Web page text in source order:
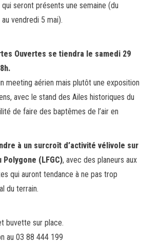
qui seront présents une semaine (du
vendredi 5 mai).
Ouvertes se tiendra le samedi 29
meeting aérien mais plutôt une exposition
avec le stand des Ailes historiques du
de faire des baptêmes de l’air en
à un surcroît d’activité vélivole sur
Polygone (LFGC), avec des planeurs aux
qui auront tendance à ne pas trop
du terrain.
buvette sur place.
au 03 88 444 199